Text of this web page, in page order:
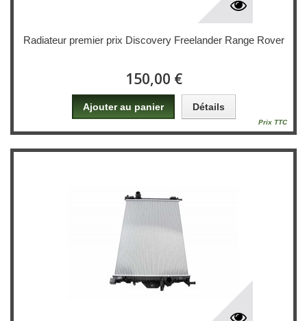
Radiateur premier prix Discovery Freelander Range Rover
150,00 €
Prix TTC
Ajouter au panier Détails